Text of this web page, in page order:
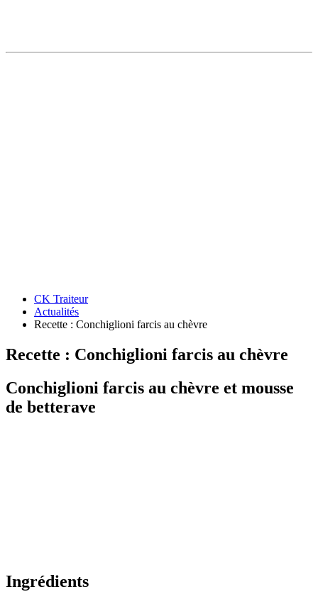
CK Traiteur
Actualités
Recette : Conchiglioni farcis au chèvre
Recette : Conchiglioni farcis au chèvre
Conchiglioni farcis au chèvre et mousse
de betterave
Ingrédients